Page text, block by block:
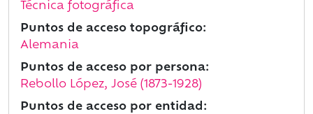
Técnica fotográfica
Puntos de acceso topográfico:
Alemania
Puntos de acceso por persona:
Rebollo López, José (1873-1928)
Puntos de acceso por entidad: